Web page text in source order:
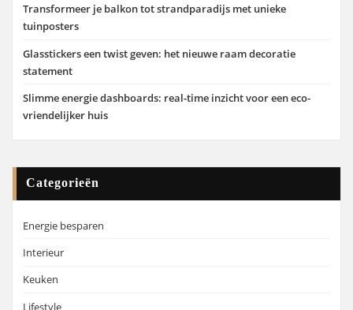
Transformeer je balkon tot strandparadijs met unieke
tuinposters
Glasstickers een twist geven: het nieuwe raam decoratie
statement
Slimme energie dashboards: real-time inzicht voor een eco-
vriendelijker huis
Categorieën
Energie besparen
Interieur
Keuken
Lifestyle